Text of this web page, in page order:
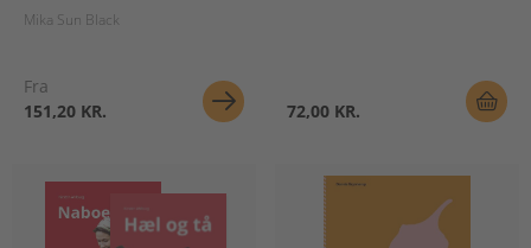
Mika Sun Black
Fra
151,20 KR.
72,00 KR.